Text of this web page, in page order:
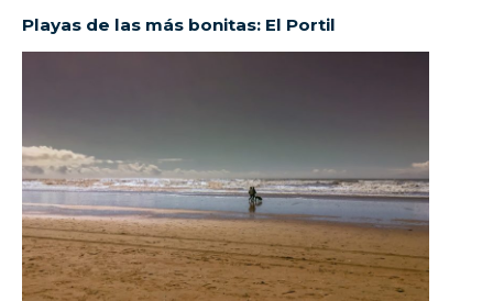
Playas de las más bonitas: El Portil